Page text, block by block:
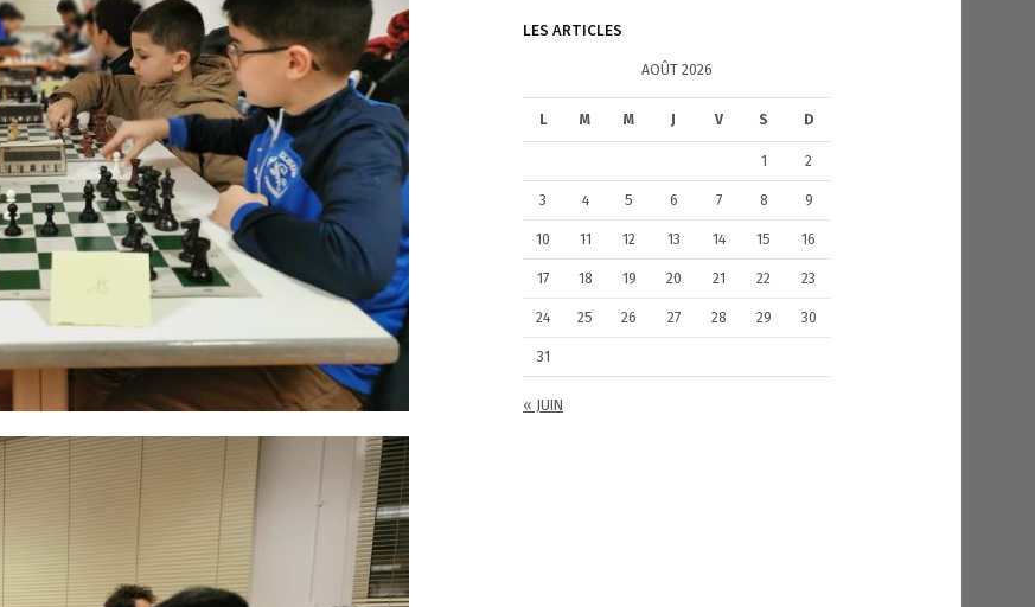
r
:
LES ARTICLES
AOÛT 2026
L M M J V S D
« JUIN
1 2
3 4 5 6 7 8 9
10 11 12 13 14 15 16
17 18 19 20 21 22 23
24 25 26 27 28 29 30
31